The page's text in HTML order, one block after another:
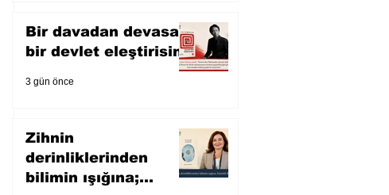
Bir davadan devasa
bir devlet eleştirisine
3 gün önce
Zihnin
derinliklerinden
bilimin ışığına;